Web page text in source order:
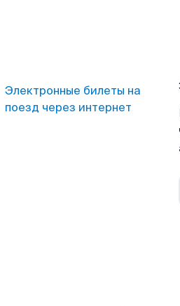
Электронные билеты на
поезд через интернет